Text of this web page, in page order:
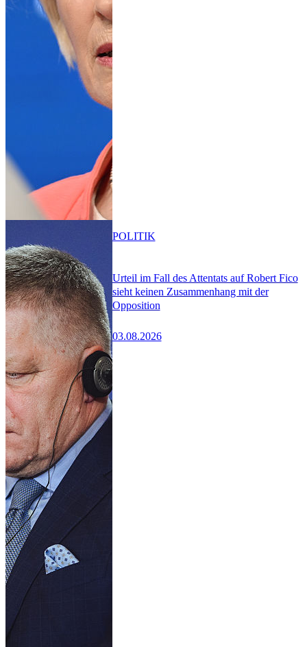
Urteil im Fall des Attentats auf Robert Fico
sieht keinen Zusammenhang mit der
Opposition
03.08.2026
POLITIK